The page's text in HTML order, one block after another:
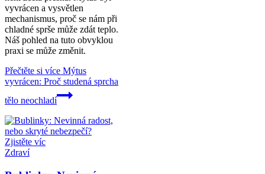
vyvrácen a vysvětlen
mechanismus, proč se nám při
chladné sprše může zdát teplo.
Náš pohled na tuto obvyklou
praxi se může změnit.
Přečtěte si více Mýtus
vyvrácen: Proč studená sprcha
tělo neochladí
Zdraví